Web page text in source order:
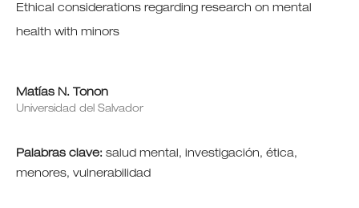
Ethical considerations regarding research on mental
health with minors
Matías N. Tonon
Universidad del Salvador
Palabras clave: salud mental, investigación, ética,
menores, vulnerabilidad